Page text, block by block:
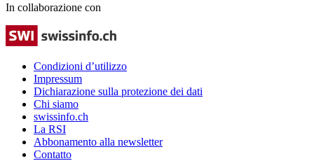
In collaborazione con
Condizioni d’utilizzo
Impressum
Dichiarazione sulla protezione dei dati
Chi siamo
swissinfo.ch
La RSI
Abbonamento alla newsletter
Contatto